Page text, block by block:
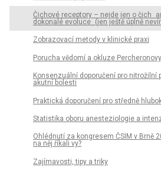
Čichové receptory – nejde jen o čich
dokonalé evoluce (jen ještě úplně
Zobrazovací metody v klinické praxi
Porucha vědomí a okluze
Konsenzuální doporučení pro nitrožilní
akutní bolesti
Praktická doporučení pro středně
Statistika oboru anesteziologie a
Ohlédnutí za kongresem ČSIM v Brně
na něj říkali vy?
Zajímavosti, tipy a triky